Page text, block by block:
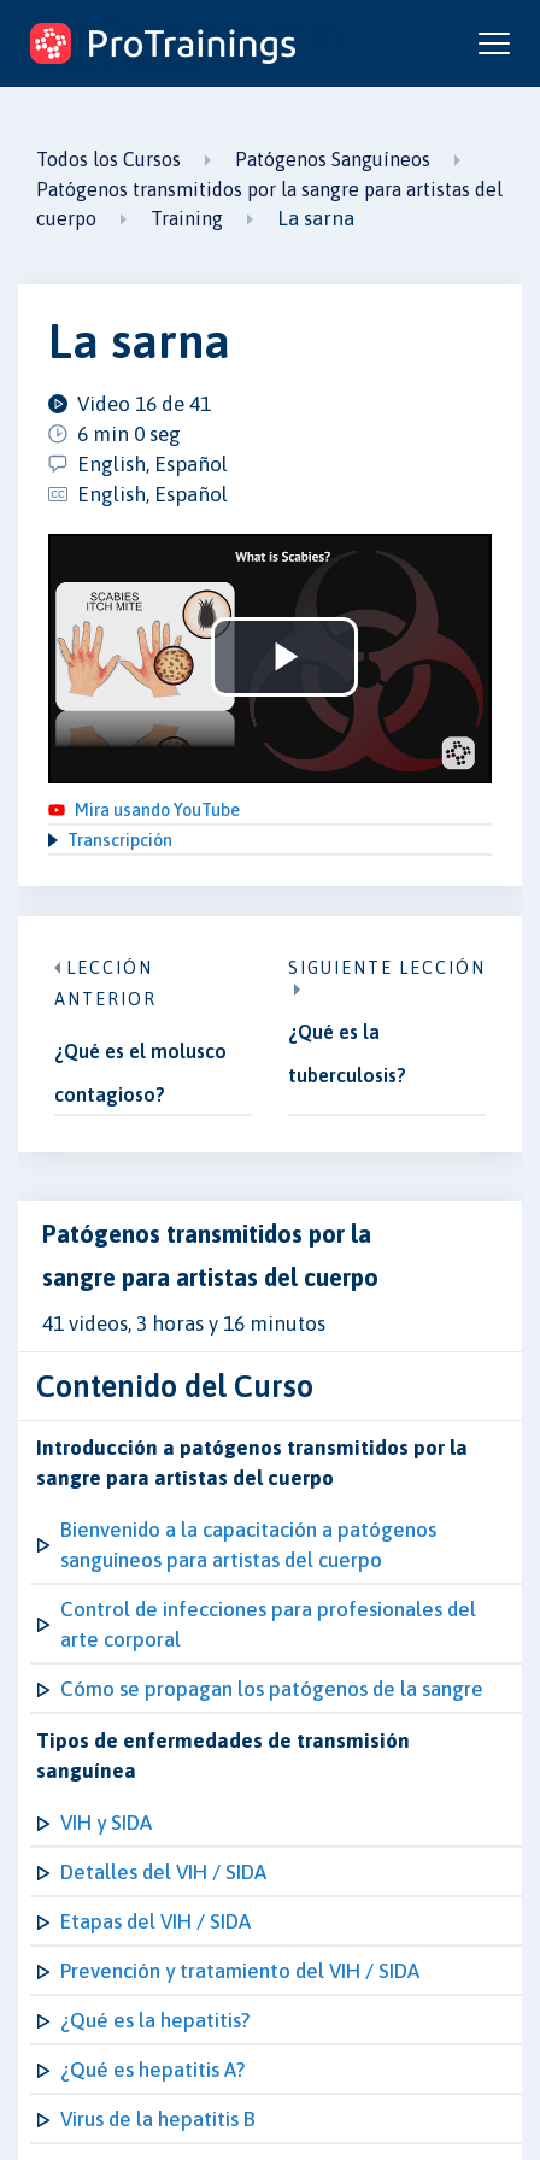
ProTrainings.com
un curso de ProTrainings
Todos los Cursos
Patógenos Sanguíneos
Patógenos transmitidos por la sangre para artistas del
cuerpo
Training La sarna
La sarna
Video 16 de 41
6 min 0 seg
English, Español
English, Español
Play
Video
Mira usando YouTube
Transcripción
LECCIÓN
ANTERIOR
¿Qué es el molusco
contagioso?
SIGUIENTE LECCIÓN
¿Qué es la
tuberculosis?
Patógenos transmitidos por la
sangre para artistas del cuerpo
41 videos, 3 horas y 16 minutos
Contenido del Curso
Introducción a patógenos transmitidos por la
sangre para artistas del cuerpo
Bienvenido a la capacitación a patógenos
sanguíneos para artistas del cuerpo
Control de infecciones para profesionales del
arte corporal
Cómo se propagan los patógenos de la sangre
Tipos de enfermedades de transmisión
sanguínea
VIH y SIDA
Detalles del VIH / SIDA
Etapas del VIH / SIDA
Prevención y tratamiento del VIH / SIDA
¿Qué es la hepatitis?
¿Qué es hepatitis A?
Virus de la hepatitis B